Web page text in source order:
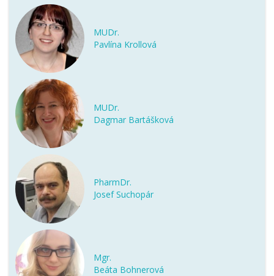
MUDr.
Pavlína Krollová
MUDr.
Dagmar Bartášková
PharmDr.
Josef Suchopár
Mgr.
Beáta Bohnerová